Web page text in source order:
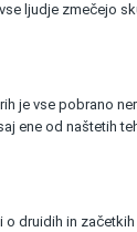
ljudje zmečejo
je vse pobrano
ene od naštetih
druidih in